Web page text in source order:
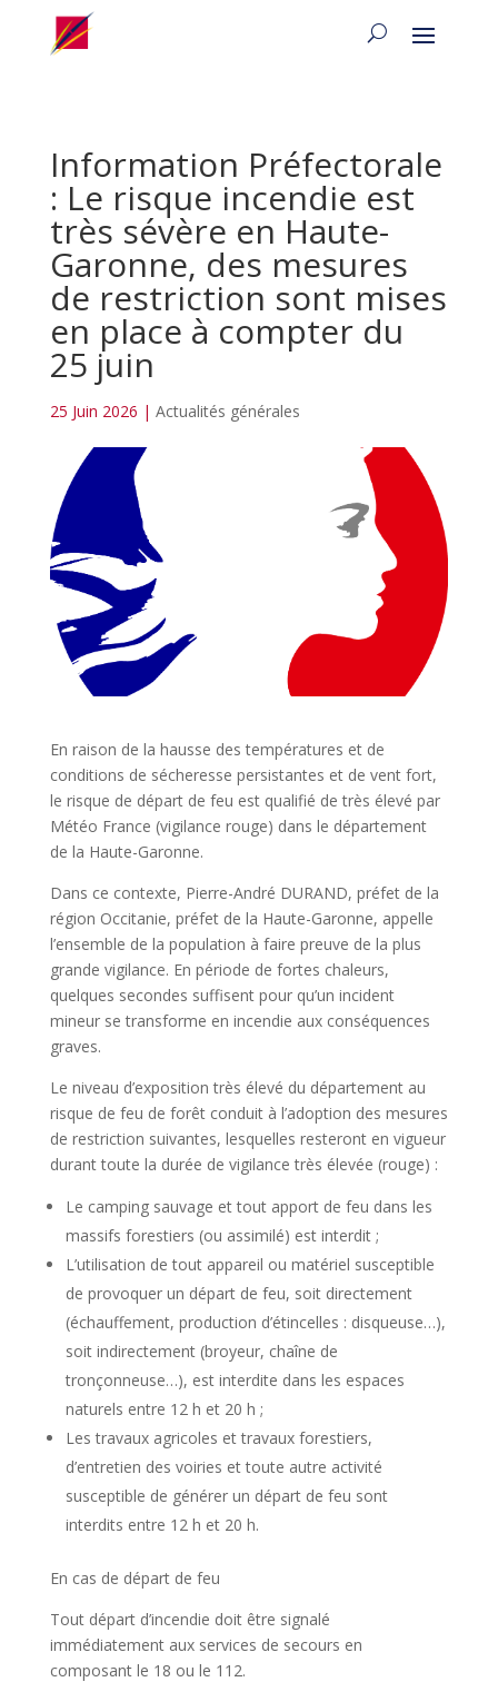
Information Préfectorale
: Le risque incendie est
très sévère en Haute-
Garonne, des mesures
de restriction sont mises
en place à compter du
25 juin
25 Juin 2026 | Actualités générales
En raison de la hausse des températures et de
conditions de sécheresse persistantes et de vent fort,
le risque de départ de feu est qualifié de très élevé par
Météo France (vigilance rouge) dans le département
de la Haute-Garonne.
Dans ce contexte, Pierre-André DURAND, préfet de la
région Occitanie, préfet de la Haute-Garonne, appelle
l’ensemble de la population à faire preuve de la plus
grande vigilance. En période de fortes chaleurs,
quelques secondes suffisent pour qu’un incident
mineur se transforme en incendie aux conséquences
graves.
Le niveau d’exposition très élevé du département au
risque de feu de forêt conduit à l’adoption des mesures
de restriction suivantes, lesquelles resteront en vigueur
durant toute la durée de vigilance très élevée (rouge) :
Le camping sauvage et tout apport de feu dans les
massifs forestiers (ou assimilé) est interdit ;
L’utilisation de tout appareil ou matériel susceptible
de provoquer un départ de feu, soit directement
(échauffement, production d’étincelles : disqueuse…),
soit indirectement (broyeur, chaîne de
tronçonneuse…), est interdite dans les espaces
naturels entre 12 h et 20 h ;
Les travaux agricoles et travaux forestiers,
d’entretien des voiries et toute autre activité
susceptible de générer un départ de feu sont
interdits entre 12 h et 20 h.
En cas de départ de feu
Tout départ d’incendie doit être signalé
immédiatement aux services de secours en
composant le 18 ou le 112.